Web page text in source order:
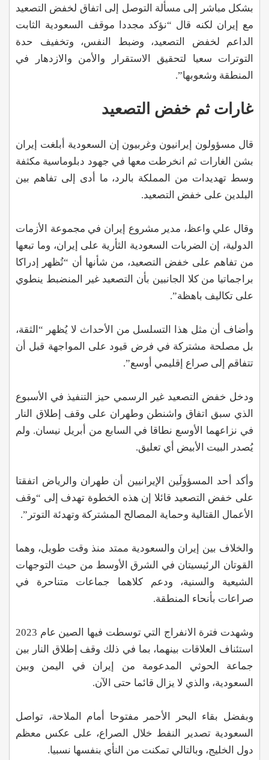
بشكل مباشر إلى مسألة التوصل إلى اتفاق لخفض التصعيد
مع إيران لكنه قال “نؤكد مجددا موقف السعودية الثابت
الداعم لخفض التصعيد، وضبط النفس، وتخفيف حدة
التوترات سعيا لتحقيق الاستقرار والأمن والازدهار في
المنطقة وشعوبها”.
غارات ثم خفض التصعيد
قال مسؤولون إيرانيون وغربيون إن السعودية أبلغت إيران
بشن الغارات ثم انخرطت معها في جهود دبلوماسية مكثفة
وسط تهديدات من المملكة بالرد، ما أدى إلى تفاهم بين
البلدين على خفض التصعيد.
وقال علي واعظ، مدير مشروع إيران في مجموعة الأزمات
الدولية، إن الضربات السعودية الثأرية على إيران، وما تبعها
من تفاهم على خفض التصعيد، من شأنها أن “تُظهر إدراكا
براجماتيا من كلا الجانبين بأن التصعيد غير المنضبط ينطوي
على تكاليف باهظة”.
وأضاف أن مثل هذا التسلسل من الأحداث لا يُظهر “الثقة،
بل مصلحة مشتركة في فرض قيود على المواجهة قبل أن
تتفاقم إلى صراع إقليمي أوسع”.
ودخل خفض التصعيد غير الرسمي حيز التنفيذ في الأسبوع
الذي سبق اتفاق واشنطن وطهران على وقف إطلاق النار
في نزاعهما الأوسع نطاقا في السابع من أبريل نيسان. ولم
يُصدر البيت الأبيض أي تعليق.
وأكد أحد المسؤولَين الإيرانيين أن طهران والرياض اتفقتا
على خفض التصعيد قائلا إن هذه الخطوة تهدف إلى “وقف
الأعمال القتالية وحماية المصالح المشتركة وتهدئة التوتر”.
والخلاف بين إيران والسعودية ممتد منذ وقت طويل، وهما
القوتان الرئيسيتان في الشرق الأوسط من حيث التوجهات
الشيعية والسنية، ودعم كلاهما جماعات متناحرة في
صراعات بأنحاء المنطقة.
وشهدت فترة الانفراج التي توسطت فيها الصين عام 2023
استئناف العلاقات بينهما، بما في ذلك وقف إطلاق النار بين
جماعة الحوثي المدعومة من إيران في اليمن وبين
السعودية، والذي لا يزال قائما حتى الآن.
وبفضل بقاء البحر الأحمر مفتوحا أمام الملاحة، تواصل
السعودية تصدير النفط خلال الصراع، على عكس معظم
دول الخليج، وبالتالي تمكنت من النأي بنفسها نسبيا.